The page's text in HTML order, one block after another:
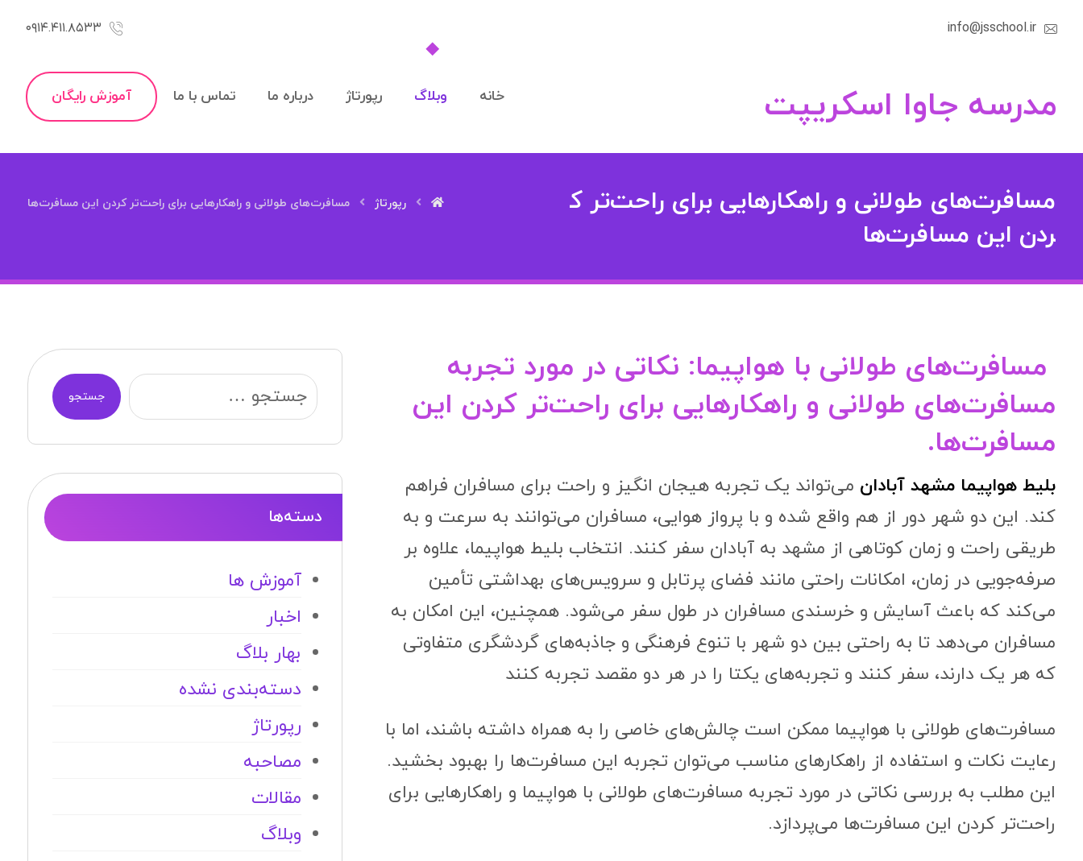
info@jsschool.ir ۰۹۱۴.۴۱۱.۸۵۳۳
مدرسه جاوا اسکریپت آموزش رایگان خانه وبلاگ رپورتاژ درباره ما تماس با ما
مسافرت‌های طولانی و راهکارهایی برای راحت‌تر ک
ردن این مسافرت‌ها
رپورتاژ مسافرت‌های طولانی و راهکارهایی برای راحت‌تر کردن این مسافرت‌ها
مسافرت‌های طولانی با هواپیما: نکاتی در مورد تجربه
مسافرت‌های طولانی و راهکارهایی برای راحت‌تر کردن این
مسافرت‌ها.
بلیط هواپیما مشهد آبادان می‌تواند یک تجربه هیجان انگیز و راحت برای مسافران فراهم
کند. این دو شهر دور از هم واقع شده و با پرواز هوایی، مسافران می‌توانند به سرعت و به
طریقی راحت و زمان کوتاهی از مشهد به آبادان سفر کنند. انتخاب بلیط هواپیما، علاوه بر
صرفه‌جویی در زمان، امکانات راحتی مانند فضای پرتابل و سرویس‌های بهداشتی تأمین
می‌کند که باعث آسایش و خرسندی مسافران در طول سفر می‌شود. همچنین، این امکان به
مسافران می‌دهد تا به راحتی بین دو شهر با تنوع فرهنگی و جاذبه‌های گردشگری متفاوتی
که هر یک دارند، سفر کنند و تجربه‌های یکتا را در هر دو مقصد تجربه کنند
مسافرت‌های طولانی با هواپیما ممکن است چالش‌های خاصی را به همراه داشته باشند، اما با
رعایت نکات و استفاده از راهکارهای مناسب می‌توان تجربه این مسافرت‌ها را بهبود بخشید.
این مطلب به بررسی نکاتی در مورد تجربه مسافرت‌های طولانی با هواپیما و راهکارهایی برای
راحت‌تر کردن این مسافرت‌ها می‌پردازد.
جستجو
دسته‌ها
آموزش ها
اخبار
بهار بلاگ
دسته‌بندی نشده
رپورتاژ
مصاحبه
مقالات
وبلاگ